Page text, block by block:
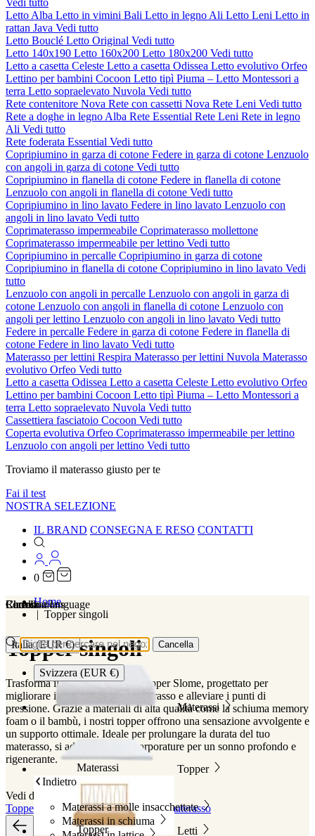
Vedi tutto
Letto Alba Letto in vimini Bali Letto in legno Ali Letto Leni Letto in
rattan Java Vedi tutto
Letto Bouclé Letto Original Vedi tutto
Letto 140x190 Letto 160x200 Letto 180x200 Vedi tutto
Letto a casetta Celeste Letto a casetta Odissea Letto evolutivo Orfeo
Lettino per bambini Cocoon Letto tipì Piuma – Letto Montessori a
terra Letto sopraelevato Nuvola Vedi tutto
Rete contenitore Nova Rete con cassetti Nova Rete Leni Vedi tutto
Rete a doghe in legno Alba Rete Essential Rete Leni Rete in legno
Ali Vedi tutto
Rete foderata Essential Vedi tutto
Copripiumino in garza di cotone Federe in garza di cotone Lenzuolo
con angoli in garza di cotone Vedi tutto
Copripiumino in flanella di cotone Federe in flanella di cotone
Lenzuolo con angoli in flanella di cotone Vedi tutto
Copripiumino in lino lavato Federe in lino lavato Lenzuolo con
angoli in lino lavato Vedi tutto
Coprimaterasso impermeabile Coprimaterasso mollettone
Coprimaterasso impermeabile per lettino Vedi tutto
Copripiumino in percalle Copripiumino in garza di cotone
Copripiumino in flanella di cotone Copripiumino in lino lavato Vedi
tutto
Lenzuolo con angoli in percalle Lenzuolo con angoli in garza di
cotone Lenzuolo con angoli in flanella di cotone Lenzuolo con
angoli per lettino Lenzuolo con angoli in lino lavato Vedi tutto
Federe in percalle Federe in garza di cotone Federe in flanella di
cotone Federe in lino lavato Vedi tutto
Materasso per lettini Respira Materasso per lettini Nuvola Materasso
evolutivo Orfeo Vedi tutto
Letto a casetta Odissea Letto a casetta Celeste Letto evolutivo Orfeo
Lettino per bambini Cocoon Letto tipì Piuma – Letto Montessori a
terra Letto sopraelevato Nuvola Vedi tutto
Cassettiera fasciatoio Cocoon Vedi tutto
Coperta evolutiva Orfeo Coprimaterasso impermeabile per lettino
Lenzuolo con angoli per lettino Vedi tutto
Troviamo il materasso giusto per te
Fai il test
NOSTRA SELEZIONE
IL BRAND CONSEGNA E RESO CONTATTI
0
Materassi
Indietro
Materassi
Materassi a molle insacchettate
Materassi in schiuma
Topper
Topper Letti
Localizations
Italia (EUR €)
Svizzera (EUR €)
Choose a language
Ricerca
Cancella
CarrelloHome
Topper singoli
Topper singoli
Trasforma il tuo riposo con un topper Slome, progettato per
migliorare il comfort del tuo materasso e alleviare i punti di
pressione. Grazie a materiali di alta qualità come la schiuma memory
foam o il bambù, i nostri topper offrono una sensazione avvolgente e
un supporto ottimale. Ideale per prolungare la durata del tuo
materasso, si adatta a tutte le corporature per un sonno profondo e
rigenerante.
Vedi di più
Vedi meno
Topper
Topper matrimoniali Topper materasso